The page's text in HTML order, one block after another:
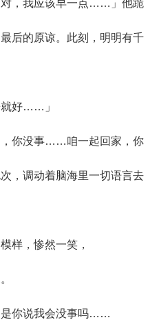
，我应该早一点……」他跪
后的原谅。此刻，明明有千
好……」
你没事……咱一起回家，你
，调动着脑海里一切语言去
，惨然一笑，
你说我会没事吗……